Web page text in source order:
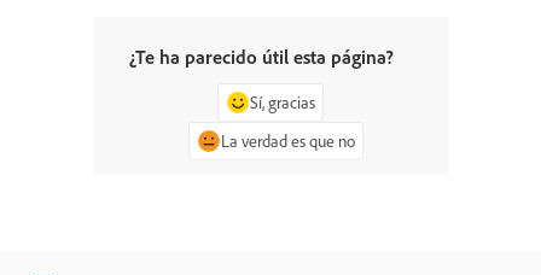
¿Te ha parecido útil esta página?
Sí, gracias
La verdad es que no